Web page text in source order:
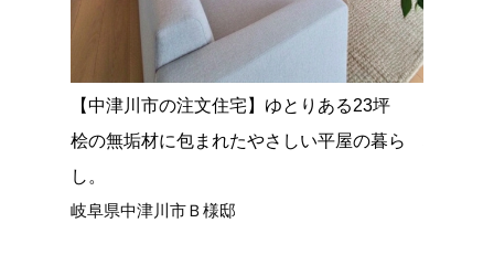
【中津川市の注文住宅】ゆとりある23坪
桧の無垢材に包まれたやさしい平屋の暮ら
し。
岐阜県中津川市Ｂ様邸